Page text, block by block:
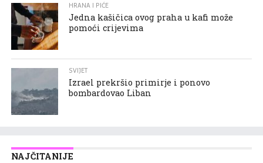
HRANA I PIĆE
Jedna kašičica ovog praha u kafi može
pomoći crijevima
SVIJET
Izrael prekršio primirje i ponovo
bombardovao Liban
NAJČITANIJE